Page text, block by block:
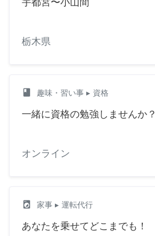
栃木県
class 趣味・習い事 ▸ 資格
一緒に資格の勉強しませんか？
オンライン
local_laundry_service 家事 ▸ 運転代行
あなたを乗せてどこまでも！